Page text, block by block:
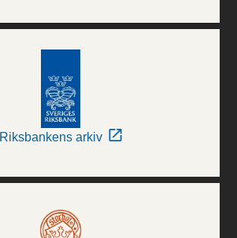
Riksbankens arkiv